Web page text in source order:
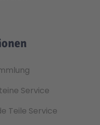
Service
Teile Service